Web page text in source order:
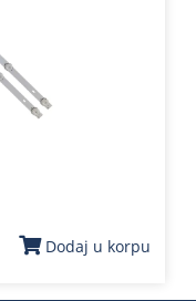
Dodaj u korpu